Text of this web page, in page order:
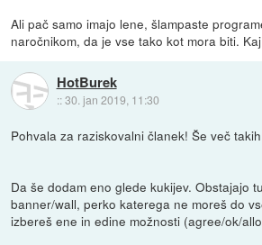
Ali pač samo imajo lene, šlampaste
naročnikom, da je vse tako kot mora biti.
HotBurek
::30. jan 2019, 11:30
Pohvala za raziskovalni članek! Še več
Da še dodam eno glede kukijev. Obstajajo
banner/wall, perko katerega ne moreš do
izbereš ene in edine možnosti (agree/ok/